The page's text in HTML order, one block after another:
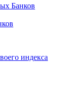
Банков
индекса